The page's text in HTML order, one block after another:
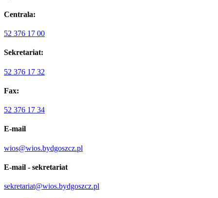
Centrala:
52 376 17 00
Sekretariat:
52 376 17 32
Fax:
52 376 17 34
E-mail
wios@wios.bydgoszcz.pl
E-mail - sekretariat
sekretariat@wios.bydgoszcz.pl